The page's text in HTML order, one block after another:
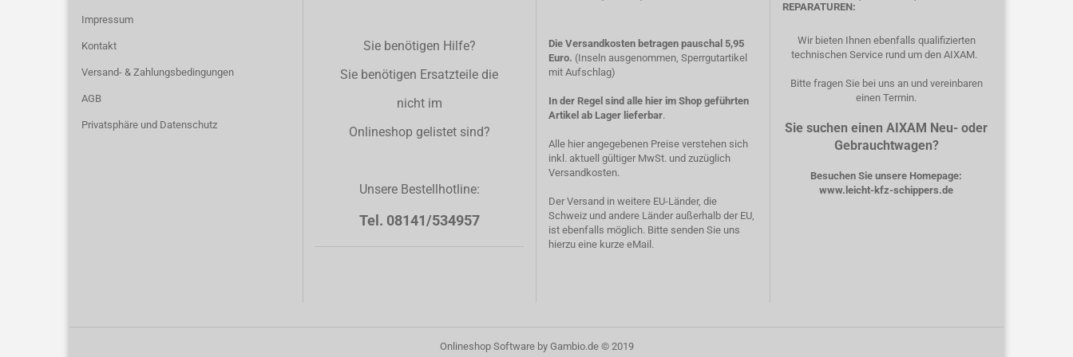
Impressum
Kontakt
Versand- & Zahlungsbedingungen
AGB
Privatsphäre und Datenschutz
Sie benötigen Hilfe?
Sie benötigen Ersatzteile die
nicht im
Onlineshop gelistet sind?
Unsere Bestellhotline:
Tel. 08141/534957
Die Versandkosten betragen pauschal 5,95
Euro. (Inseln ausgenommen, Sperrgutartikel
mit Aufschlag)
In der Regel sind alle hier im Shop geführten
Artikel ab Lager lieferbar.
Alle hier angegebenen Preise verstehen sich
inkl. aktuell gültiger MwSt. und zuzüglich
Versandkosten.
Der Versand in weitere EU-Länder, die
Schweiz und andere Länder außerhalb der EU,
ist ebenfalls möglich. Bitte senden Sie uns
hierzu eine kurze eMail.
REPARATUREN:
Wir bieten Ihnen ebenfalls qualifizierten
technischen Service rund um den AIXAM.
Bitte fragen Sie bei uns an und vereinbaren
einen Termin.
Sie suchen einen AIXAM Neu- oder
Gebrauchtwagen?
Besuchen Sie unsere Homepage:
www.leicht-kfz-schippers.de
Onlineshop Softwareby Gambio.de © 2019